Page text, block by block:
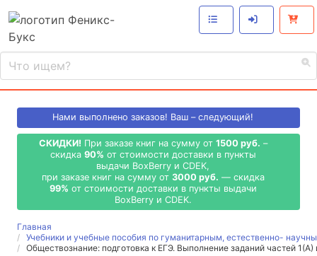
Нами выполнено заказов! Ваш – следующий!
СКИДКИ! При заказе книг на сумму от 1500 руб. –
скидка 90% от стоимости доставки в пункты
выдачи BoxBerry и CDEK,
при заказе книг на сумму от 3000 руб. — скидка
99% от стоимости доставки в пункты выдачи
BoxBerry и CDEK.
Главная
Учебники и учебные пособия по гуманитарным, естественно-
Обществознание: подготовка к ЕГЭ. Выполнение заданий частей 1(А)